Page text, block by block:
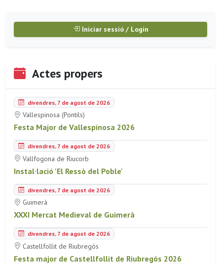
Iniciar sessió / Login
Actes propers
divendres, 7 de agost de 2026
Vallespinosa (Pontils)
Festa Major de Vallespinosa 2026
divendres, 7 de agost de 2026
Vallfogona de Riucorb
Instal·lació 'El Ressò del Poble'
divendres, 7 de agost de 2026
Guimerà
XXXI Mercat Medieval de Guimerà
divendres, 7 de agost de 2026
Castellfollit de Riubregós
Festa major de Castellfollit de Riubregós 2026